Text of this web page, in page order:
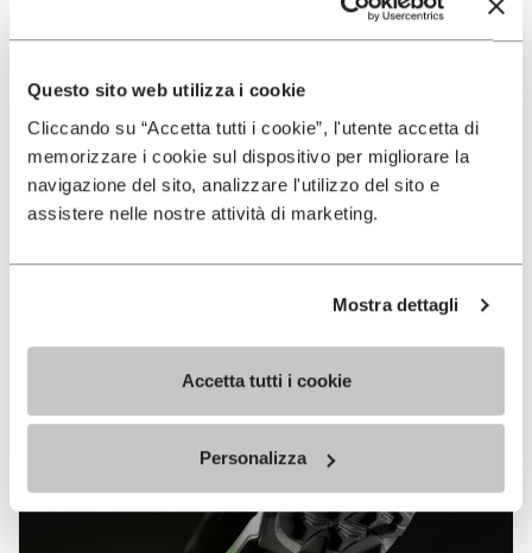
Questo sito web utilizza i cookie
Cliccando su “Accetta tutti i cookie”, l'utente accetta di
memorizzare i cookie sul dispositivo per migliorare la
navigazione del sito, analizzare l'utilizzo del sito e
assistere nelle nostre attività di marketing.
Mostra dettagli
Accetta tutti i cookie
Personalizza
VIBRAM
MEGAGRIP
EN SAVOIR PLUS
Vibram Megagrip est un composé de gomme hautes
performances qui offre des propriétés d’adhérence
sans équivalent sur terrains mouillés comme secs.